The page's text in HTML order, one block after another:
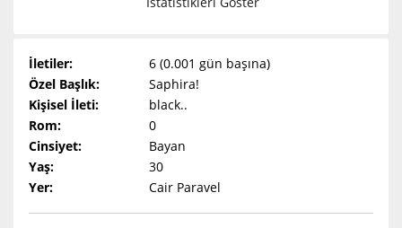
İletiler:
6 (0.001 gün başına)
Özel Başlık:
Saphira!
Kişisel İleti:
black..
Rom:
0
Cinsiyet:
Bayan
Yaş:
30
Yer:
Cair Paravel